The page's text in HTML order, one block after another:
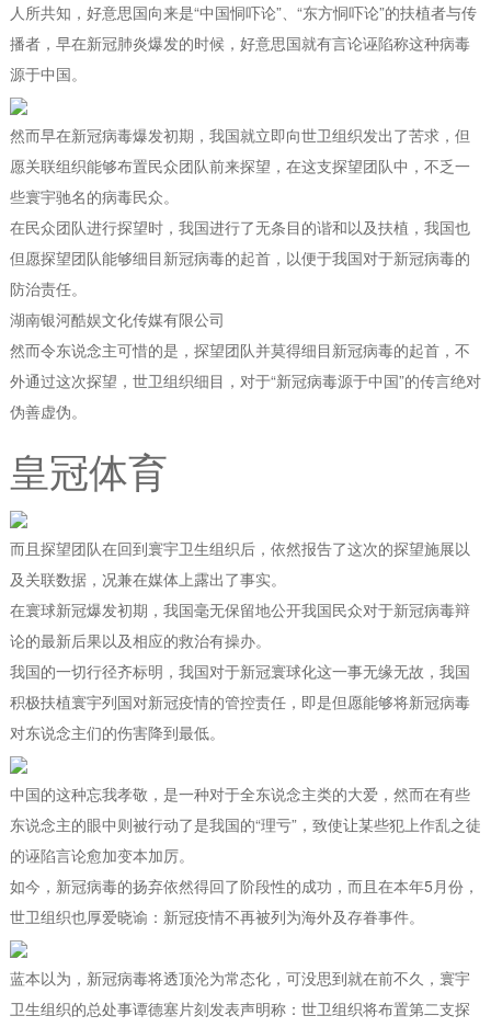
人所共知，好意思国向来是“中国恫吓论”、“东方恫吓论”的扶植者与传
播者，早在新冠肺炎爆发的时候，好意思国就有言论诬陷称这种病毒
源于中国。
然而早在新冠病毒爆发初期，我国就立即向世卫组织发出了苦求，但
愿关联组织能够布置民众团队前来探望，在这支探望团队中，不乏一
些寰宇驰名的病毒民众。
在民众团队进行探望时，我国进行了无条目的谐和以及扶植，我国也
但愿探望团队能够细目新冠病毒的起首，以便于我国对于新冠病毒的
防治责任。
湖南银河酷娱文化传媒有限公司
然而令东说念主可惜的是，探望团队并莫得细目新冠病毒的起首，不
外通过这次探望，世卫组织细目，对于“新冠病毒源于中国”的传言绝对
伪善虚伪。
皇冠体育
而且探望团队在回到寰宇卫生组织后，依然报告了这次的探望施展以
及关联数据，况兼在媒体上露出了事实。
在寰球新冠爆发初期，我国毫无保留地公开我国民众对于新冠病毒辩
论的最新后果以及相应的救治有操办。
我国的一切行径齐标明，我国对于新冠寰球化这一事无缘无故，我国
积极扶植寰宇列国对新冠疫情的管控责任，即是但愿能够将新冠病毒
对东说念主们的伤害降到最低。
中国的这种忘我孝敬，是一种对于全东说念主类的大爱，然而在有些
东说念主的眼中则被行动了是我国的“理亏”，致使让某些犯上作乱之徒
的诬陷言论愈加变本加厉。
如今，新冠病毒的扬弃依然得回了阶段性的成功，而且在本年5月份，
世卫组织也厚爱晓谕：新冠疫情不再被列为海外及存眷事件。
蓝本以为，新冠病毒将透顶沦为常态化，可没思到就在前不久，寰宇
卫生组织的总处事谭德塞片刻发表声明称：世卫组织将布置第二支探